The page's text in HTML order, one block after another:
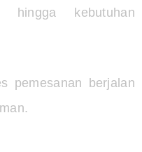
hingga kebutuhan
pemesanan berjalan